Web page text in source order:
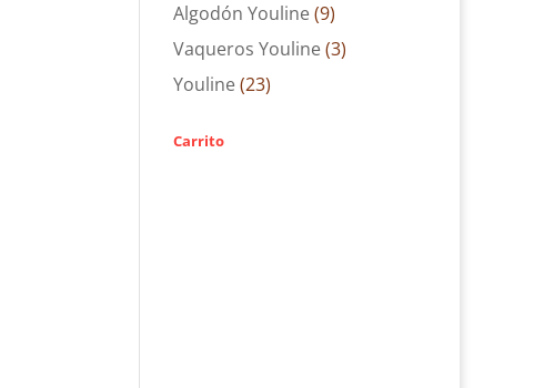
Algodón Youline(9)
Vaqueros Youline(3)
Youline(23)
Carrito